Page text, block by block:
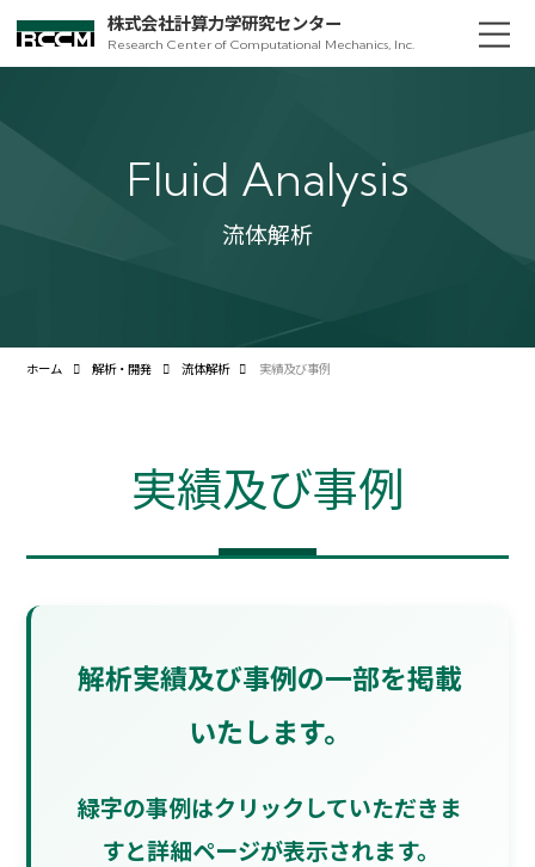
株式会社計算力学研究センター
Research Center of Computational Mechanics, Inc.
Fluid Analysis
流体解析
ホーム 解析・開発 流体解析 実績及び事例
実績及び事例
解析実績及び事例の一部を掲載
いたします。
緑字の事例はクリックしていただきま
すと詳細ページが表示されます。